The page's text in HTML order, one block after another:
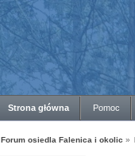
Strona główna Pomoc
Forum osiedla Falenica i okolic »